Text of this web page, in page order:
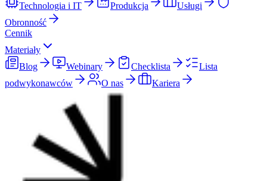
Technologia i IT
Produkcja
Usługi
Obronność
Cennik
Materiały
Blog
Webinary Checklista
Lista
podwykonawców
O nas Kariera